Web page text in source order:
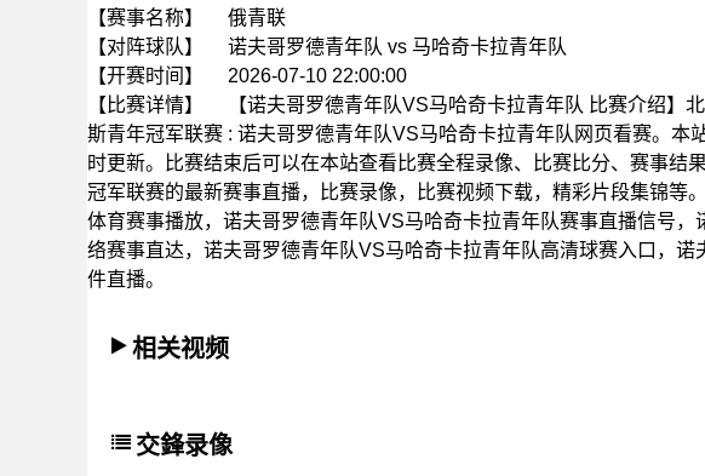
【赛事名称】
俄青联
【对阵球队】
诺夫哥罗德青年队 vs 马哈奇卡拉青年队
【开赛时间】
2026-07-10 22:00:00
【比赛详情】
【诺夫哥罗德青年队VS马哈奇卡拉青年队 比赛介绍】
斯青年冠军联赛 : 诺夫哥罗德青年队VS马哈奇卡拉青年队网页看赛。本
时更新。比赛结束后可以在本站查看比赛全程录像、比赛比分、赛事结
冠军联赛的最新赛事直播，比赛录像，比赛视频下载，精彩片段集锦等
体育赛事播放，诺夫哥罗德青年队VS马哈奇卡拉青年队赛事直播信号，
络赛事直达，诺夫哥罗德青年队VS马哈奇卡拉青年队高清球赛入口，
件直播。
相关视频
交鋒录像